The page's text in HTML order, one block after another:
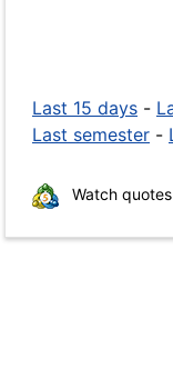
Last 15 days -
Last semester -
Watch